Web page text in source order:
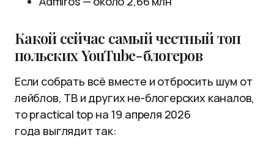
Какой сейчас самый честный топ
польских YouTube-блогеров
Если собрать всё вместе и отбросить шум от
лейблов, ТВ и других не-блогерских каналов,
то practical top на 19 апреля 2026
года выглядит так: